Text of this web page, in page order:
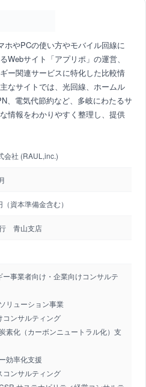
やPCの使い方やモバイル回線に
Webサイト「アプリポ」の運営、
ー関連サービスに特化した比較情
なサイトでは、光回線、ホームル
、電気代節約など、多岐にわたるサ
情報をわかりやすく整理し、提供
会社 (RAUL,inc.)
資本準備金含む）
青山支店
ー事業者向け・企業向けコンサルテ
リューション事業
コンサルティング
素化（カーボンニュートラル化）支
効率化支援
コンサルティング